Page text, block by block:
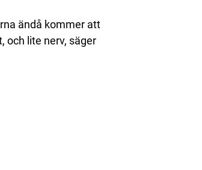
ändå kommer att
och lite nerv, säger